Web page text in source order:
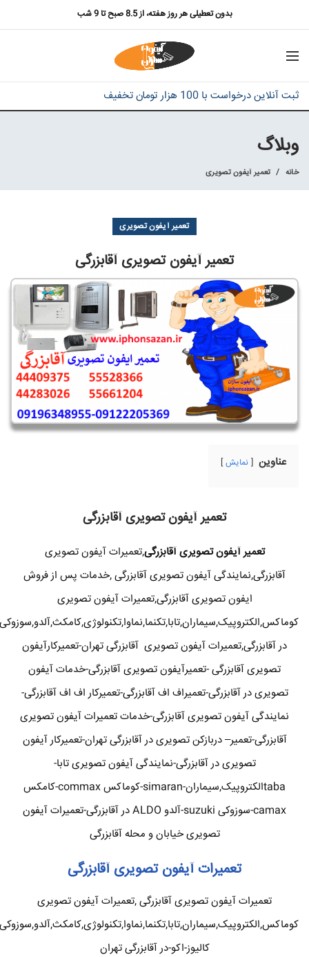
بدون تعطیلی هر روز هفته، از 8.5 صبح تا 9 شب
ثبت آنلاین درخواست با 100 هزار تومان تخفیف
وبلاگ
خانه تعمیر آیفون تصویری
تعمیر آیفون تصویری
تعمیر آیفون تصویری آقابزرگی
عناوین نمایش
تعمیر آیفون تصویری آقابزرگی
تعمیر آیفون تصویری آقابزرگی,تعمیرات آیفون تصویری
آقابزرگی,نمایندگی آیفون تصویری آقابزرگی ,خدمات پس از فروش
ایفون تصویری آقابزرگی,تعمیرات آیفون تصویری
کوماکس,الکتروپیک,سیماران,تابا,تکنما,نماوا,تکنولوژی,کامکث,آلدو,سوزوکی
در آقابزرگی,تعمیرات آیفون تصویری آقابزرگی تهران-تعمیرکارآیفون
تصویری آقابزرگی -تعمیرآیفون تصویری آقابزرگی-خدمات آیفون
تصویری در آقابزرگی-تعمیراف اف آقابزرگی-تعمیرکار اف اف آقابزرگی-
نمایندگی آیفون تصویری آقابزرگی-خدمات تعمیرات آیفون تصویری
آقابزرگی-تعمیر– دربازکن تصویری در آقابزرگی تهران-تعمیرکار آیفون
تصویری در آقابزرگی-نمایندگی آیفون تصویری تابا-
tabaالکتروپیک,سیماران-simaran-کوماکس commax-کامکس
camax-سوزوکی suzuki-آلدو ALDO در آقابزرگی-تعمیرات آیفون
تصویری خیابان و محله آقابزرگی
تعمیرات آیفون تصویری آقابزرگی
تعمیرات آیفون تصویری آقابزرگی ,تعمیرات آیفون تصویری
کوماکس,الکتروپیک,سیماران,تابا,تکنما,نماوا,تکنولوژی,کامکث,آلدو,سوزوکی
کالیوز-اکو-در آقابزرگی تهران